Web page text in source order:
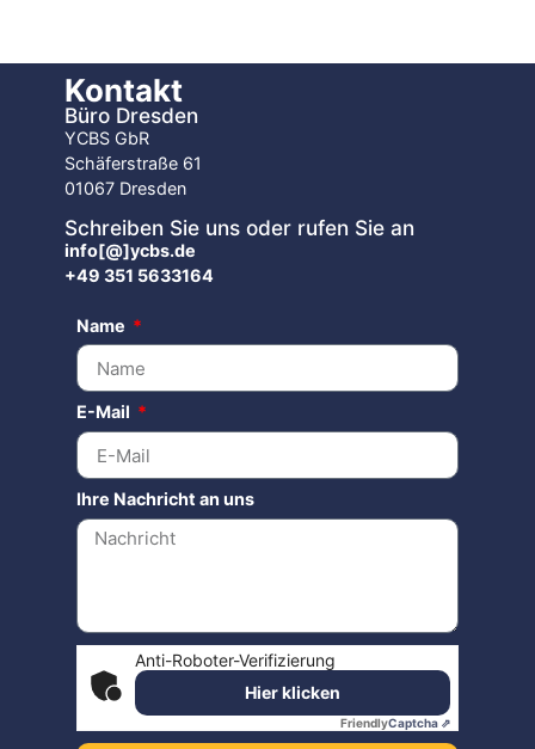
Kontakt
Büro Dresden
YCBS GbR
Schäferstraße 61
01067 Dresden
Schreiben Sie uns oder rufen Sie an
info[@]ycbs.de
+49 351 5633164
Name
E-Mail
Ihre Nachricht an uns
Anti-Roboter-Verifizierung
Hier klicken
FriendlyCaptcha ⇗